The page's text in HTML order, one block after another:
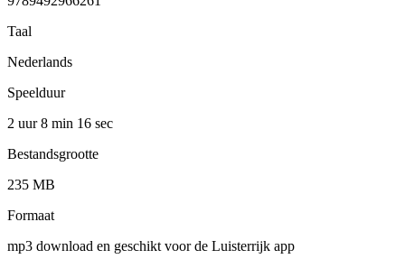
Taal
Nederlands
Speelduur
2 uur 8 min 16 sec
Bestandsgrootte
235 MB
Formaat
mp3 download en geschikt voor de Luisterrijk app